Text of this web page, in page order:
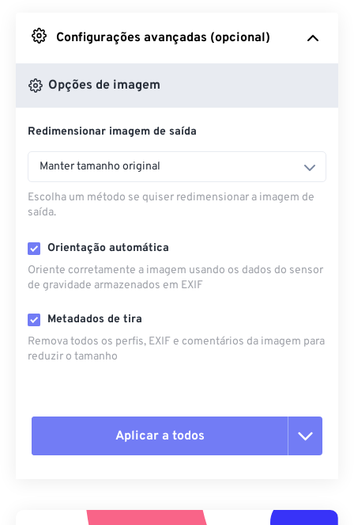
Do Google Drive
Do OneDrive
Da URL
Configurações avançadas (opcional)
Opções de imagem
Redimensionar imagem de saída
Manter tamanho original
Escolha um método se quiser redimensionar a imagem de
saída.
Orientação automática
Oriente corretamente a imagem usando os dados do sensor
de gravidade armazenados em EXIF
Metadados de tira
Remova todos os perfis, EXIF ​​e comentários da imagem para
reduzir o tamanho
Aplicar a todos
Aplicar a partir da predefinição